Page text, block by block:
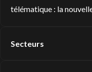
télématique : la
Secteurs